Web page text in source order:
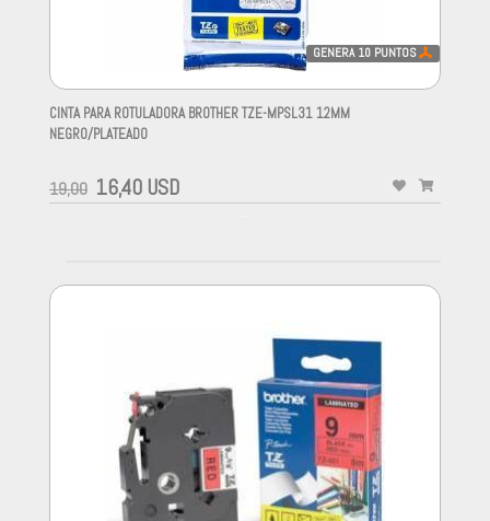
GENERA 10 PUNTOS
CINTA PARA ROTULADORA BROTHER TZE-MPSL31 12MM
NEGRO/PLATEADO
19,00 16,40 USD